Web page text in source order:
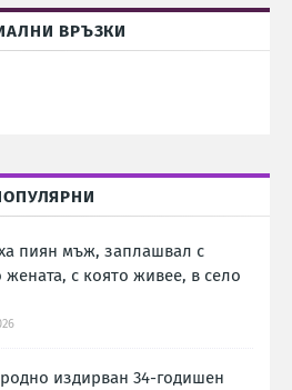
ВРЪЗКИ
пиян мъж, заплашвал с
жената, с която живее, в село
издирван 34-годишен